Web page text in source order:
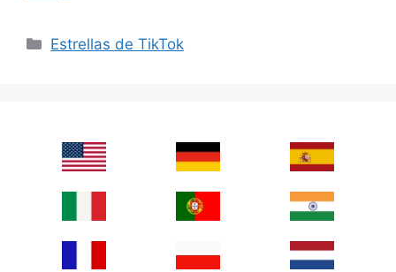
Categories
Estrellas de TikTok